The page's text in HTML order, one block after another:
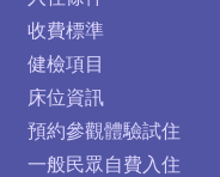
收費標準
健檢項目
床位資訊
預約參觀體驗試住
一般民眾自費入住